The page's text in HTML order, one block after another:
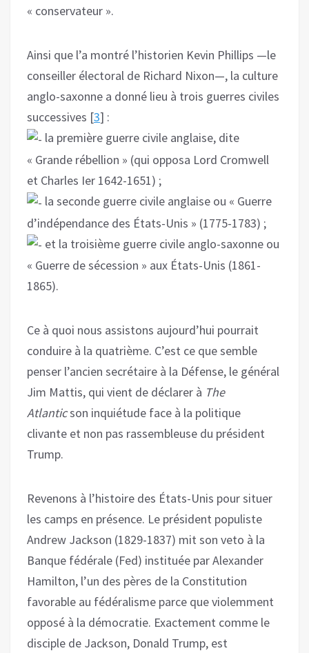
« conservateur ».
Ainsi que l’a montré l’historien Kevin Phillips —le
conseiller électoral de Richard Nixon—, la culture
anglo-saxonne a donné lieu à trois guerres civiles
successives [3] :
la première guerre civile anglaise, dite
« Grande rébellion » (qui opposa Lord Cromwell
et Charles Ier 1642-1651) ;
la seconde guerre civile anglaise ou « Guerre
d’indépendance des États-Unis » (1775-1783) ;
et la troisième guerre civile anglo-saxonne ou
« Guerre de sécession » aux États-Unis (1861-
1865).
Ce à quoi nous assistons aujourd’hui pourrait
conduire à la quatrième. C’est ce que semble
penser l’ancien secrétaire à la Défense, le général
Jim Mattis, qui vient de déclarer à The
Atlanticson inquiétude face à la politique
clivante et non pas rassembleuse du président
Trump.
Revenons à l’histoire des États-Unis pour situer
les camps en présence. Le président populiste
Andrew Jackson (1829-1837) mit son veto à la
Banque fédérale (Fed) instituée par Alexander
Hamilton, l’un des pères de la Constitution
favorable au fédéralisme parce que violemment
opposé à la démocratie. Exactement comme le
disciple de Jackson, Donald Trump, est